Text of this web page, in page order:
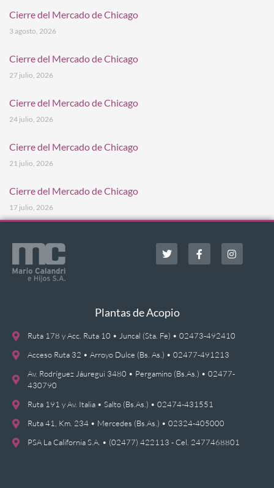
Cierre del Mercado de Chicago
3 agosto, 2026
Cierre del Mercado de Chicago
27 julio, 2026
Cierre del Mercado de Chicago
24 julio, 2026
Cierre del Mercado de Chicago
21 julio, 2026
Cierre del Mercado de Chicago
17 julio, 2026
Plantas de Acopio
Ruta 178 y Acc. Ruta 10 • Juncal (Sta. Fe) • 02473-492410
Acceso Ruta 32 • Arroyo Dulce (Bs. As.) • 02477-491213
Av. Rodríguez Jáuregui 3480 • Pergamino (Bs.As.) • 02477-
430790
Ruta 191 y Av. Italia • Salto (Bs.As.) • 02474-431551
Ruta 41, Km. 234 • Mercedes (Bs.As.) • 02324-405000
PSA La California S.A. • (02477) 422113 - Cel. 2477468801